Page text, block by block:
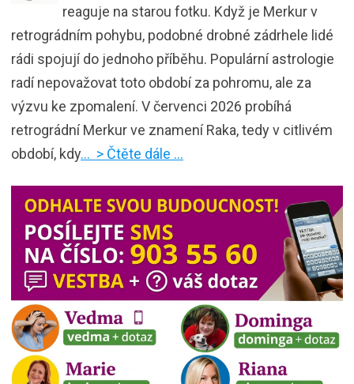
reaguje na starou fotku. Když je Merkur v
retrográdním pohybu, podobné drobné zádrhele lidé
rádi spojují do jednoho příběhu. Populární astrologie
radí nepovažovat toto období za pohromu, ale za
výzvu ke zpomalení. V červenci 2026 probíhá
retrográdní Merkur ve znamení Raka, tedy v citlivém
období, kdy… > Čtěte dále …